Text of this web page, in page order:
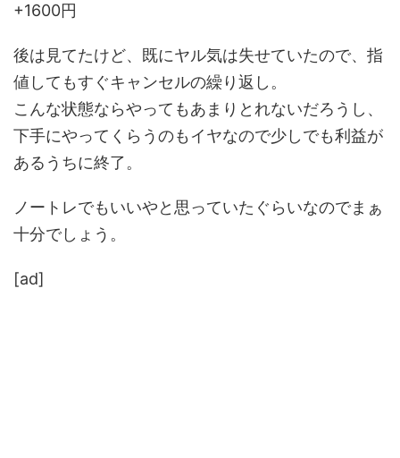
+1600円
後は見てたけど、既にヤル気は失せていたので、指
値してもすぐキャンセルの繰り返し。
こんな状態ならやってもあまりとれないだろうし、
下手にやってくらうのもイヤなので少しでも利益が
あるうちに終了。
ノートレでもいいやと思っていたぐらいなのでまぁ
十分でしょう。
[ad]